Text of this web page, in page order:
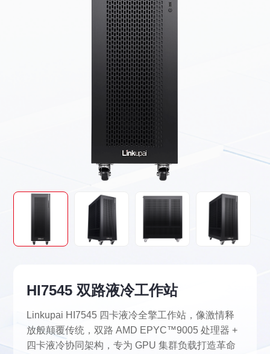
HI7545 双路液冷工作站
Linkupai HI7545 四卡液冷全擎工作站，像激情释
放般颠覆传统，双路 AMD EPYC™9005 处理器 +
四卡液冷协同架构，专为 GPU 集群负载打造革命